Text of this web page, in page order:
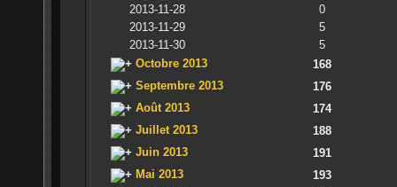
2013-11-28
0
2013-11-29
5
2013-11-30
5
Octobre 2013
168
Septembre 2013
176
Août 2013
174
Juillet 2013
188
Juin 2013
191
Mai 2013
193